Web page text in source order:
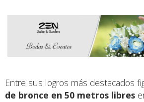
Entre sus logros más destacados
de bronce en 50 metros libres